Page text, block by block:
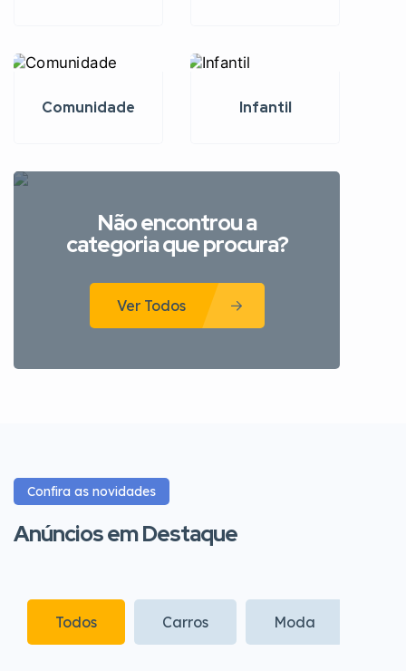
Comunidade Infantil
Não encontrou a
categoria que procura?
Ver Todos
Confira as novidades
Anúncios em Destaque
Todos Carros Moda